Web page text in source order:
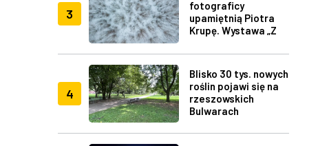
3
fotograficy
upamiętnią Piotra
Krupę. Wystawa „Z
4
Blisko 30 tys. nowych
roślin pojawi się na
rzeszowskich
Bulwarach